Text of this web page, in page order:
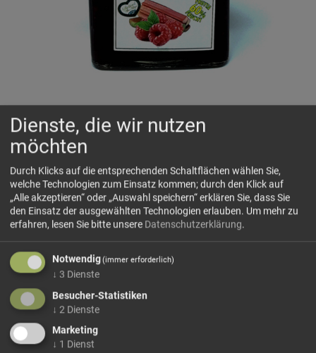
Himbeer-Rhabarberkonfitüre extra
HORVAT
60% Fruchtanteil, ohne Farb- und Konservierungsmittel
Zutaten: Himbeeren* (40%), Rhabarber*(20%), Zucker,
Holundersaftkonzentrat, Geliermittel: Pektin. *Herkunft: EU
Durchschnittliche Nährwerte auf
100
Energie 215 kcal/913kj
Fett
davon gesättigte Fettsäuren
Kohlenhydrate
davon Zucker
Ballaststoffe
Dienste, die wir nutzen
möchten
Durch Klicks auf die entsprechenden Schaltflächen wählen Sie,
welche Technologien zum Einsatz kommen; durch den Klick auf
„Alle akzeptieren“ oder „Auswahl speichern“ erklären Sie, dass Sie
den Einsatz der ausgewählten Technologien erlauben. Um mehr zu
erfahren, lesen Sie bitte unsere Datenschutzerklärung.
Notwendig(immer erforderlich)
↓ 3 Dienste
Besucher-Statistiken
↓ 2 Dienste
Marketing
↓ 1 Dienst